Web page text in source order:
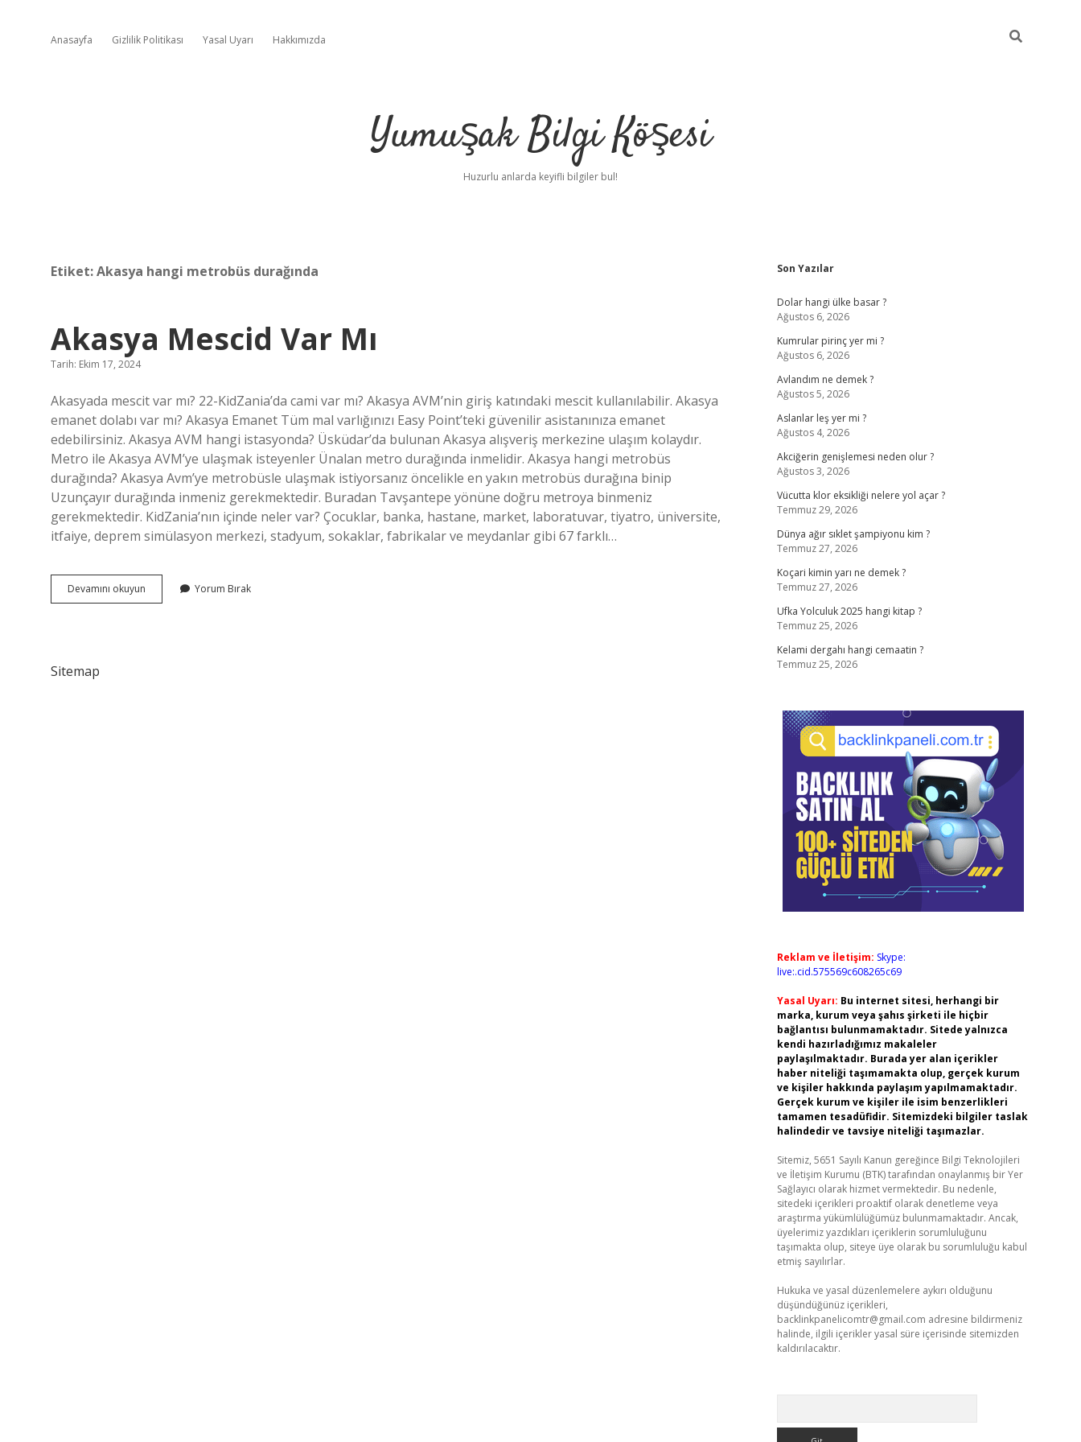
Anasayfa Gizlilik Politikası Yasal Uyarı Hakkımızda
Yumuşak Bilgi Köşesi
Huzurlu anlarda keyifli bilgiler bul!
Etiket:Akasya hangi metrobüs durağında
Akasya Mescid Var Mı
Tarih: Ekim 17, 2024
Akasyada mescit var mı? 22-KidZania’da cami var mı? Akasya AVM’nin giriş katındaki mescit kullanılabilir. Akasya
emanet dolabı var mı? Akasya Emanet Tüm mal varlığınızı Easy Point’teki güvenilir asistanınıza emanet
edebilirsiniz. Akasya AVM hangi istasyonda? Üsküdar’da bulunan Akasya alışveriş merkezine ulaşım kolaydır.
Metro ile Akasya AVM’ye ulaşmak isteyenler Ünalan metro durağında inmelidir. Akasya hangi metrobüs
durağında? Akasya Avm’ye metrobüsle ulaşmak istiyorsanız öncelikle en yakın metrobüs durağına binip
Uzunçayır durağında inmeniz gerekmektedir. Buradan Tavşantepe yönüne doğru metroya binmeniz
gerekmektedir. KidZania’nın içinde neler var? Çocuklar, banka, hastane, market, laboratuvar, tiyatro, üniversite,
itfaiye, deprem simülasyon merkezi, stadyum, sokaklar, fabrikalar ve meydanlar gibi 67 farklı…
Devamını okuyun
Mescid
Yorum Bırak
Sitemap
Sidebar
Son Yazılar
Dolar hangi ülke basar ?
Ağustos 6, 2026
Kumrular pirinç yer mi ?
Ağustos 6, 2026
Avlandım ne demek ?
Ağustos 5, 2026
Aslanlar leş yer mi ?
Ağustos 4, 2026
Akciğerin genişlemesi neden olur ?
Ağustos 3, 2026
Vücutta klor eksikliği nelere yol açar ?
Temmuz 29, 2026
Dünya ağır sıklet şampiyonu kim ?
Temmuz 27, 2026
Koçari kimin yarı ne demek ?
Temmuz 27, 2026
Ufka Yolculuk 2025 hangi kitap ?
Temmuz 25, 2026
Kelami dergahı hangi cemaatin ?
Temmuz 25, 2026
Reklam ve İletişim: Skype:
live:.cid.575569c608265c69
Yasal Uyarı: Bu internet sitesi, herhangi bir
marka, kurum veya şahıs şirketi ile hiçbir
bağlantısı bulunmamaktadır. Sitede yalnızca
kendi hazırladığımız makaleler
paylaşılmaktadır. Burada yer alan içerikler
haber niteliği taşımamakta olup, gerçek kurum
ve kişiler hakkında paylaşım yapılmamaktadır.
Gerçek kurum ve kişiler ile isim benzerlikleri
tamamen tesadüfidir. Sitemizdeki bilgiler taslak
halindedir ve tavsiye niteliği taşımazlar.
Sitemiz, 5651 Sayılı Kanun gereğince Bilgi Teknolojileri
ve İletişim Kurumu (BTK) tarafından onaylanmış bir Yer
Sağlayıcı olarak hizmet vermektedir. Bu nedenle,
sitedeki içerikleri proaktif olarak denetleme veya
araştırma yükümlülüğümüz bulunmamaktadır. Ancak,
üyelerimiz yazdıkları içeriklerin sorumluluğunu
taşımakta olup, siteye üye olarak bu sorumluluğu kabul
etmiş sayılırlar.
Hukuka ve yasal düzenlemelere aykırı olduğunu
düşündüğünüz içerikleri,
backlinkpanelicomtr@gmail.com adresine bildirmeniz
halinde, ilgili içerikler yasal süre içerisinde sitemizden
kaldırılacaktır.